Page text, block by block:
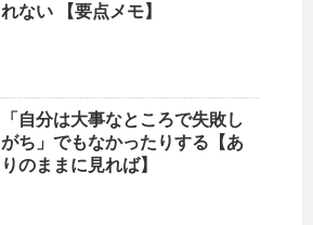
れない 【要点メモ】
「自分は大事なところで失敗し
がち」でもなかったりする【あ
りのままに見れば】